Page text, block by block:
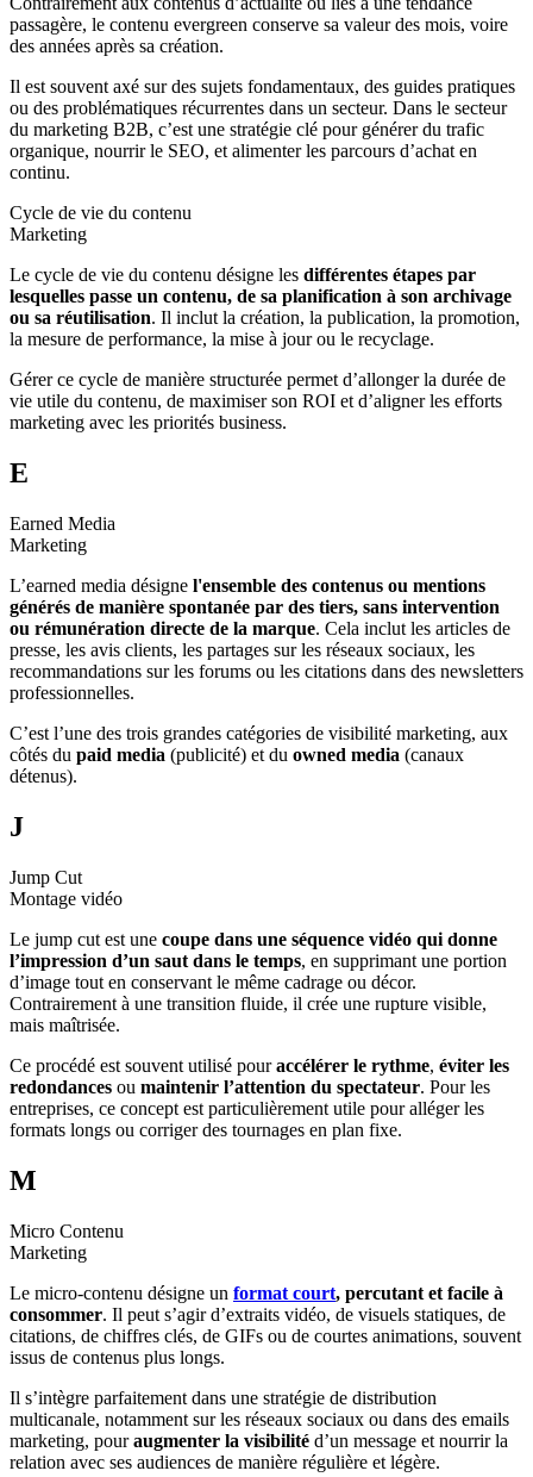
passagère, le contenu evergreen conserve sa valeur des mois, voire
des années après sa création.
Il est souvent axé sur des sujets fondamentaux, des guides pratiques
ou des problématiques récurrentes dans un secteur. Dans le secteur
du marketing B2B, c’est une stratégie clé pour générer du trafic
organique, nourrir le SEO, et alimenter les parcours d’achat en
continu.
Cycle de vie du contenu
Marketing
Le cycle de vie du contenu désigne les différentes étapes par
lesquelles passe un contenu, de sa planification à son archivage
ou sa réutilisation. Il inclut la création, la publication, la promotion,
la mesure de performance, la mise à jour ou le recyclage.
Gérer ce cycle de manière structurée permet d’allonger la durée de
vie utile du contenu, de maximiser son ROI et d’aligner les efforts
marketing avec les priorités business.
E
Earned Media
Marketing
L’earned media désigne l'ensemble des contenus ou mentions
générés de manière spontanée par des tiers, sans intervention
ou rémunération directe de la marque. Cela inclut les articles de
presse, les avis clients, les partages sur les réseaux sociaux, les
recommandations sur les forums ou les citations dans des newsletters
professionnelles.
C’est l’une des trois grandes catégories de visibilité marketing, aux
côtés du paid media (publicité) et du owned media (canaux
détenus).
J
Jump Cut
Montage vidéo
Le jump cut est une coupe dans une séquence vidéo qui donne
l’impression d’un saut dans le temps, en supprimant une portion
d’image tout en conservant le même cadrage ou décor.
Contrairement à une transition fluide, il crée une rupture visible,
mais maîtrisée.
Ce procédé est souvent utilisé pouraccélérer le rythme, éviter les
redondances ou maintenir l’attention du spectateur. Pour les
entreprises, ce concept est particulièrement utile pour alléger les
formats longs ou corriger des tournages en plan fixe.
M
Micro Contenu
Marketing
Le micro-contenu désigne un format court, percutant et facile à
consommer. Il peut s’agir d’extraits vidéo, de visuels statiques, de
citations, de chiffres clés, de GIFs ou de courtes animations, souvent
issus de contenus plus longs.
Il s’intègre parfaitement dans une stratégie de distribution
multicanale, notamment sur les réseaux sociaux ou dans des emails
marketing, pouraugmenter la visibilité d’un message et nourrir la
relation avec ses audiences de manière régulière et légère.